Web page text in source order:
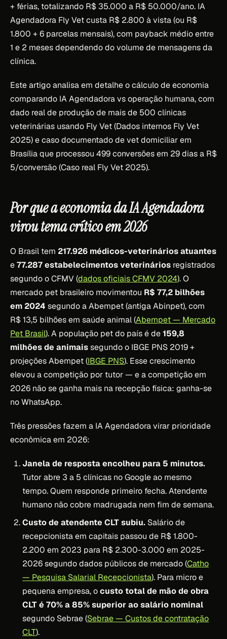
+ férias, totalizando R$ 35.000 a R$ 50.000/ano. IA
Agendadora Fly Vet custa R$ 2.800 à vista (ou R$
1.800 + 6 parcelas mensais), com payback médio entre
1 e 2 meses dependendo do volume de mensagens da
clínica.
Este artigo analisa em detalhe o cálculo de economia
comparando IA Agendadora vs operação humana, com
dado real de produção de mais de 500 clínicas
veterinárias usando Fly Vet (Dados internos Fly Vet
2025) e caso documentado de vet domiciliar em
Brasília que processou 499 conversões em 29 dias a R$
5/conversão (Caso real Fly Vet 2025).
Por que a economia da IA Agendadora
virou tema crítico em 2026
O Brasil tem 217.926 médicos-veterinários atuantes
e77.287 estabelecimentos veterinários registrados
segundo o CFMV (dados oficiais CFMV 2024). O
mercado pet brasileiro movimentou R$ 77,2 bilhões
em 2024 segundo a Abempet (antiga Abinpet), com
R$ 13,5 bilhões em saúde animal (Abempet — Mercado
Pet Brasil). A população pet do país é de159,8
milhões de animaissegundo o IBGE PNS 2019 +
projeções Abempet (IBGE PNS). Esse crescimento
elevou a competição por tutor — e a competição em
2026 não se ganha mais na recepção física: ganha-se
no WhatsApp.
Três pressões fazem a IA Agendadora virar prioridade
econômica em 2026:
Janela de resposta encolheu para 5 minutos.
Tutor abre 3 a 5 clínicas no Google ao mesmo
tempo. Quem responde primeiro fecha. Atendente
humano não cobre madrugada nem fim de semana.
Custo de atendente CLT subiu. Salário de
recepcionista em capitais passou de R$ 1.800-
2.200 em 2023 para R$ 2.300-3.000 em 2025-
2026 segundo dados públicos de mercado (Catho
— Pesquisa Salarial Recepcionista). Para micro e
pequena empresa, ocusto total de mão de obra
CLT é 70% a 85% superior ao salário nominal
segundo Sebrae (Sebrae — Custos de contratação
CLT).